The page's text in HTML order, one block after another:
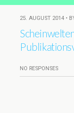
25. AUGUST 2014 •
NO RESPONSES